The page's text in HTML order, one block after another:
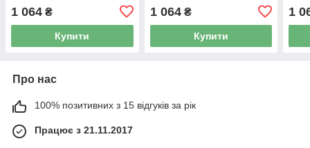
1 064 ₴
Купити
1 064₴
Купити
1
Про нас
100% позитивних з 15 відгуків за рік
Працює з 21.11.2017